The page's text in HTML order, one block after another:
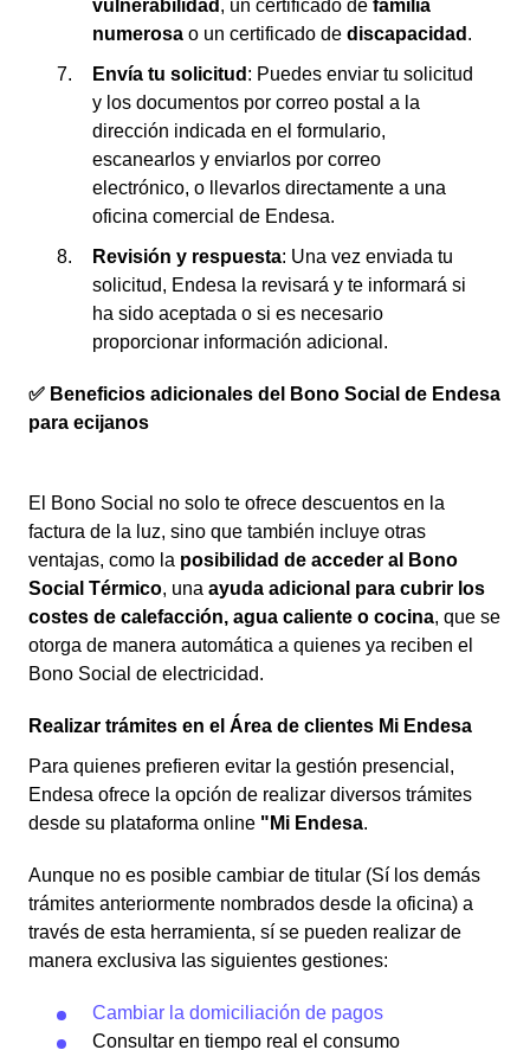
vulnerabilidad , un certificado de familia
numerosa o un certificado de discapacidad .
Envía tu solicitud : Puedes enviar tu solicitud
y los documentos por correo postal a la
dirección indicada en el formulario,
escanearlos y enviarlos por correo
electrónico, o llevarlos directamente a una
oficina comercial de Endesa.
Revisión y respuesta: Una vez enviada tu
solicitud, Endesa la revisará y te informará si
ha sido aceptada o si es necesario
proporcionar información adicional.
✅ Beneficios adicionales del Bono Social de Endesa
para ecijanos
El Bono Social no solo te ofrece descuentos en la
factura de la luz, sino que también incluye otras
ventajas, como la posibilidad de acceder al Bono
Social Térmico, una ayuda adicional para cubrir los
costes de calefacción, agua caliente o cocina, que se
otorga de manera automática a quienes ya reciben el
Bono Social de electricidad.
Realizar trámites en el Área de clientes Mi Endesa
Para quienes prefieren evitar la gestión presencial,
Endesa ofrece la opción de realizar diversos trámites
desde su plataforma online "Mi Endesa.
Aunque no es posible cambiar de titular (Sí los demás
trámites anteriormente nombrados desde la oficina) a
través de esta herramienta, sí se pueden realizar de
manera exclusiva las siguientes gestiones:
Cambiar la domiciliación de pagos
Consultar en tiempo real el consumo